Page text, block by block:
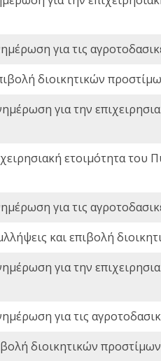
για τις
διοικητικών
για την
ετοιμότητα
για τις
και επιβολή
για την
για τις
διοικητικών